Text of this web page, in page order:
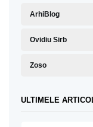
ArhiBlog
Ovidiu Sirb
Zoso
ULTIMELE